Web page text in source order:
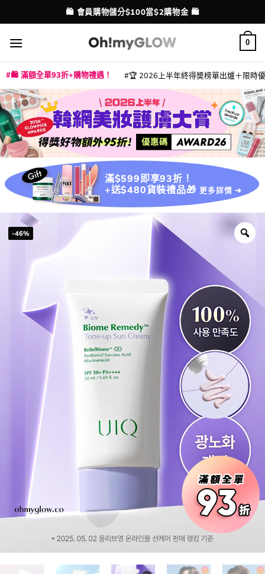
to
content
配送港澳
💳 支援消費券、FPS、八達通、PAYME、信用卡付款
0
🛍️ 滿額全單93折+購物禮遇！ 🏆 2026上半年終得奬榜單出爐＋限時
滿$599即享93折！
+送$480貨裝禮品🎁 更多詳情 ➜
-46%